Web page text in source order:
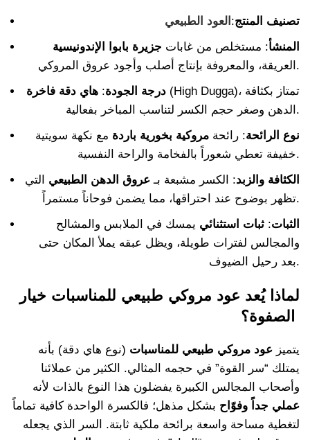
تصنيف المنتج: العود الطبيعي
المنشأ: مستخلص من غابات جزيرة بابوا الإندونيسية
العريقة، والمعروفة بإنتاج أصلب وأجود عروق المروكي.
درجة الجودة: هاي دقة فاخرة
(High Dugga)، تمتاز بكثافة
الدهن وصغر حجم الكسر لتناسب المباخر بفعالية.
نوع الرائحة: رائحة مروكية بخورية باردة مع نكهة سويتية
خفيفة تعطي شعوراً بالفخامة والراحة النفسية.
الكثافة والزبد: الكسر مشبعة بـ عروق الدهن الطبيعي التي
تظهر بوضوح عند احتراقها، مما يضمن فوحاناً مستمراً.
الثبات: ثبات استثنائي يمسك في الملابس والمشالح
والمجالس لفترات طويلة، ويظل عبقه يملأ المكان حتى
بعد رحيل الضيوف.
لماذا يُعد عود مروكي طبيعي للمناسبات خيار
يتميز عود مروكي طبيعي للمناسبات (نوع هاي دقة) بأنه
يمتلك “سر القوة” في حجمه المثالي. الكثير من عملائنا
وأصحاب المجالس الكبيرة يفضلون هذا النوع بالذات لأنه
عملي جداً وفوّاح بشكل مذهل؛ فالكسرة الواحدة كافية تماماً
لتغطية مساحة واسعة برائحة ملكية ثابتة. السر الذي يجعله